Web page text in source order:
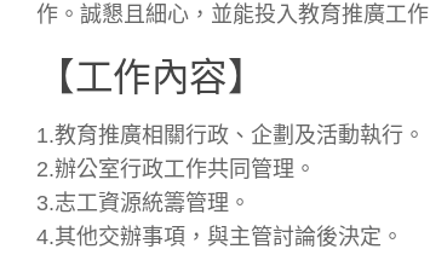
作。誠懇且細心，並能投入教育推廣工
【工作內容】
1.教育推廣相關行政、企劃及活動執行。
2.辦公室行政工作共同管理。
3.志工資源統籌管理。
4.其他交辦事項，與主管討論後決定。